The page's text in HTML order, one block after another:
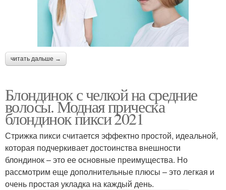
читать дальше →
Блондинок с челкой на средние
волосы. Модная прическа
блондинок пикси 2021
Стрижка пикси считается эффектно простой, идеальной,
которая подчеркивает достоинства внешности
блондинок – это ее основные преимущества. Но
рассмотрим еще дополнительные плюсы – это легкая и
очень простая укладка на каждый день.